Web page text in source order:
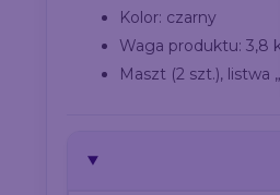
Kolor: czarny
Waga produktu: 3,8
Maszt (2 szt.), listwa